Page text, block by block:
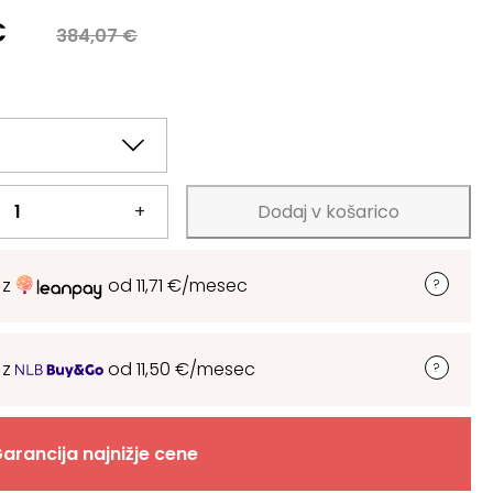
384,07€
+ Dodaj v košarico
od 11,71 €/mesec
od 11,50 €/mesec
najnižje cene